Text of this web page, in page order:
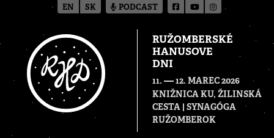
RUŽOMBERSKÉ
HANUSOVE
DNI
11. — 12. MAREC 2026
KNIŽNICA KU, ŽILINSKÁ
CESTA | SYNAGÓGA
RUŽOMBEROK
EN SK PODCAST